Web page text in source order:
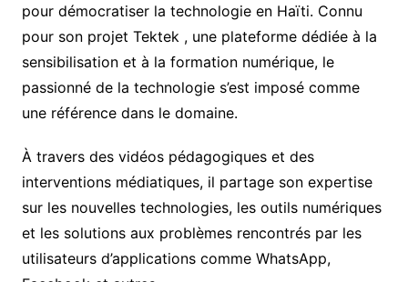
pour démocratiser la technologie en Haïti. Connu
pour son projet Tektek , une plateforme dédiée à la
sensibilisation et à la formation numérique, le
passionné de la technologie s’est imposé comme
une référence dans le domaine.
À travers des vidéos pédagogiques et des
interventions médiatiques, il partage son expertise
sur les nouvelles technologies, les outils numériques
et les solutions aux problèmes rencontrés par les
utilisateurs d’applications comme WhatsApp,